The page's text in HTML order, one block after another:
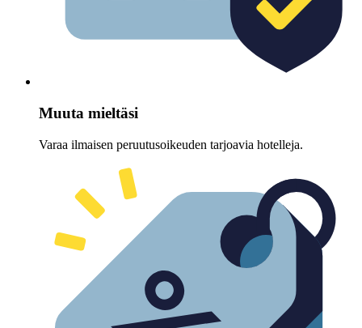
Muuta mieltäsi
Varaa ilmaisen peruutusoikeuden tarjoavia hotelleja.